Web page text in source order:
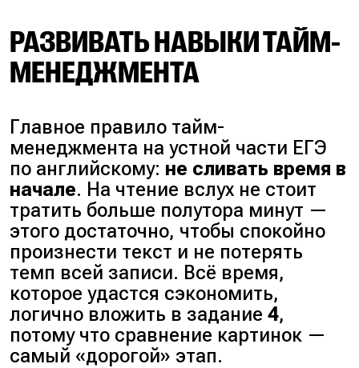
РАЗВИВАТЬ НАВЫКИ ТАЙМ-
МЕНЕДЖМЕНТА
Главное правило тайм-
менеджмента на устной части ЕГЭ
по английскому: не сливать время в
начале. На чтение вслух не стоит
тратить больше полутора минут —
этого достаточно, чтобы спокойно
произнести текст и не потерять
темп всей записи. Всё время,
которое удастся сэкономить,
логично вложить в задание4,
потому что сравнение картинок —
самый «дорогой» этап.